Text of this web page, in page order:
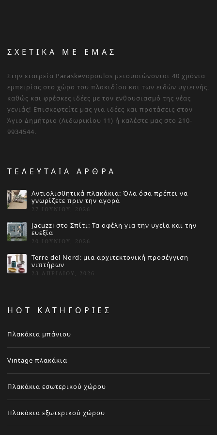
ΣΧΕΤΙΚΑ ΜΕ ΕΜΑΣ
Στην εταιρεία Paraskevopoulos μετουσιώνονται 40 χρόνια
εμπειρίας στο χώρο του πλακιδίου και των ειδών υγιεινής,
καθώς και φρέσκες ιδέες με τον ενθουσιασμό της νέας
γενιάς! Επισκεφτείτε μας για ιδέες και προτάσεις στον
Άγιο Δημήτριο (Λιδωρικίου 11) ή καλέστε μας στο 210-
9934544.
ΤΕΛΕΥΤΑΙΑ ΑΡΘΡΑ
Αντιολισθητικά πλακάκια: Όλα όσα πρέπει να
γνωρίζετε πριν την αγορά
27 ΙΟΥΝΊΟΥ, 2026
Jacuzzi στο Σπίτι: Τα οφέλη για την υγεία και την
ευεξία
20 ΙΟΥΝΊΟΥ, 2026
Terre del Nord: μια αρχιτεκτονική προσέγγιση
νιπτήρων
23 ΑΠΡΙΛΊΟΥ, 2026
HOT ΚΑΤΗΓΟΡΙΕΣ
Πλακάκια μπάνιου
Vintage πλακάκια
Πλακάκια εσωτερικού χώρου
Πλακάκια εξωτερικού χώρου